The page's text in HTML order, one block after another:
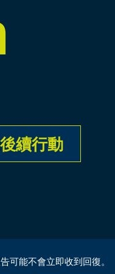
續行動
可能不會立即收到回復。